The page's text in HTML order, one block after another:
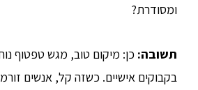
ומסודרת?
תשובה: כן: מיקום טוב, מגש טפטוף נוח
בקבוקים אישיים. כשזה קל, אנשים